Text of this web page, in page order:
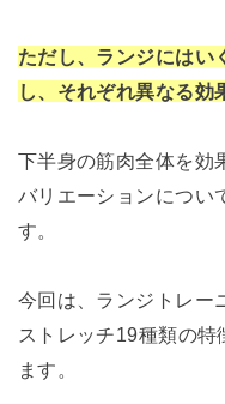
ただし、ランジにはい
し、それぞれ異なる効
下半身の筋肉全体を効
バリエーションについ
す。
今回は、ランジトレー
ストレッチ19種類の特
ます。